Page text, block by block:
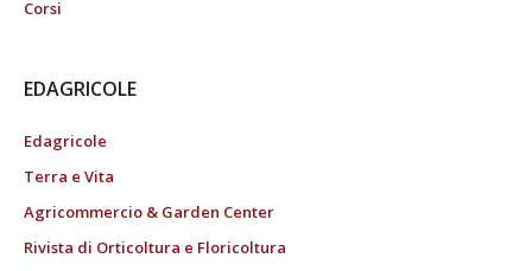
Corsi
EDAGRICOLE
Edagricole
Terra e Vita
Agricommercio & Garden Center
Rivista di Orticoltura e Floricoltura